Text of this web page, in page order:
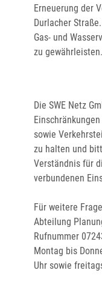
Erneuerung der
Durlacher
Gas- und
zu gewährleisten.
Die SWE Netz
sowie
zu halten und
Verständnis für
verbundenen
Für weitere
Abteilung
Rufnummer
Montag bis
Uhr sowie